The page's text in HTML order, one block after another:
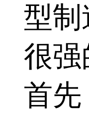
型制
很强
首先